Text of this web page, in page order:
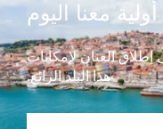
معنا اليوم
العنان لإمكانات
هذا البلد الرائع.